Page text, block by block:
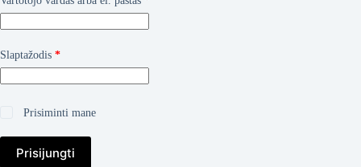
Slaptažodis *Privalomas
Prisiminti mane
Prisijungti